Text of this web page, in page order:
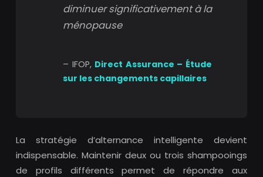
diminuer significativement à la
ménopause
– IFOP, Direct Assurance – Étude
sur les changements capillaires
La stratégie d’alternance intelligente devient
indispensable. Maintenir deux ou trois shampooings
de profils différents permet de répondre aux